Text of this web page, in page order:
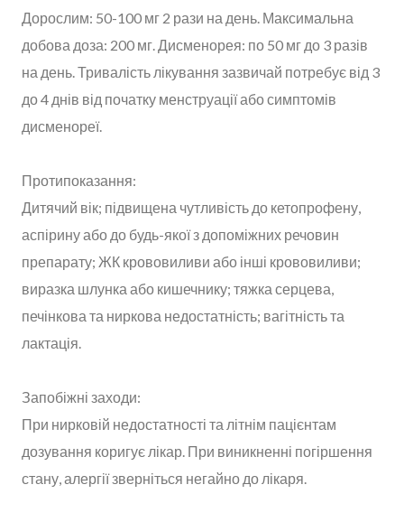
Дорослим: 50-100 мг 2 рази на день. Максимальна
добова доза: 200 мг. Дисменорея: по 50 мг до 3 разів
на день. Тривалість лікування зазвичай потребує від 3
до 4 днів від початку менструації або симптомів
дисменореї.
Протипоказання:
Дитячий вік; підвищена чутливість до кетопрофену,
аспірину або до будь-якої з допоміжних речовин
препарату; ЖК крововиливи або інші крововиливи;
виразка шлунка або кишечнику; тяжка серцева,
печінкова та ниркова недостатність; вагітність та
лактація.
Запобіжні заходи:
При нирковій недостатності та літнім пацієнтам
дозування коригує лікар. При виникненні погіршення
стану, алергії зверніться негайно до лікаря.